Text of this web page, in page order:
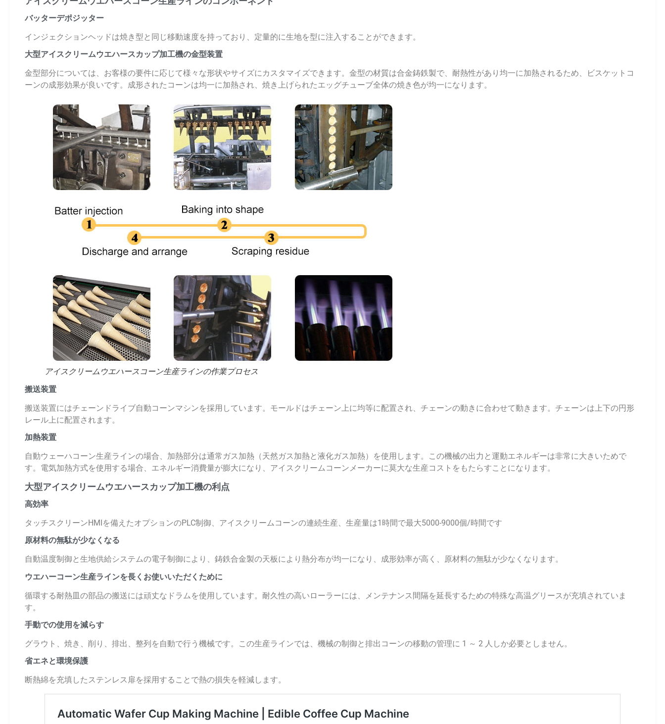
バッターデポジッター
インジェクションヘッドは焼き型と同じ移動速度を持っており、定量的に生地を型に注入することができます。
大型アイスクリームウエハースカップ加工機の金型装置
金型部分については、お客様の要件に応じて様々な形状やサイズにカスタマイズできます。金型の材質は合金鋳鉄製で、耐熱性があり均一に加熱されるため、ビスケットコ
ーンの成形効果が良いです。成形されたコーンは均一に加熱され、焼き上げられたエッグチューブ全体の焼き色が均一になります。
アイスクリームウエハースコーン生産ラインの作業プロセス
搬送装置
搬送装置にはチェーンドライブ自動コーンマシンを採用しています。モールドはチェーン上に均等に配置され、チェーンの動きに合わせて動きます。チェーンは上下の円形
レール上に配置されます。
加熱装置
自動ウェーハコーン生産ラインの場合、加熱部分は通常ガス加熱（天然ガス加熱と液化ガス加熱）を使用します。この機械の出力と運動エネルギーは非常に大きいためで
す。電気加熱方式を使用する場合、エネルギー消費量が膨大になり、アイスクリームコーンメーカーに莫大な生産コストをもたらすことになります。
大型アイスクリームウエハースカップ加工機の利点
高効率
タッチスクリーンHMIを備えたオプションのPLC制御、アイスクリームコーンの連続生産、生産量は1時間で最大5000-9000個/時間です
原材料の無駄が少なくなる
自動温度制御と生地供給システムの電子制御により、鋳鉄合金製の天板により熱分布が均一になり、成形効率が高く、原材料の無駄が少なくなります。
ウエハーコーン生産ラインを長くお使いいただくために
循環する耐熱皿の部品の搬送には頑丈なドラムを使用しています。耐久性の高いローラーには、メンテナンス間隔を延長するための特殊な高温グリースが充填されていま
す。
手動での使用を減らす
グラウト、焼き、削り、排出、整列を自動で行う機械です。この生産ラインでは、機械の制御と排出コーンの移動の管理に 1 ～ 2 人しか必要としません。
省エネと環境保護
断熱綿を充填したステンレス扉を採用することで熱の損失を軽減します。